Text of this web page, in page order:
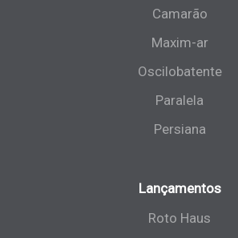
Camarão
Maxim-ar
Oscilobatente
Paralela
Persiana
Lançamentos
Roto Haus